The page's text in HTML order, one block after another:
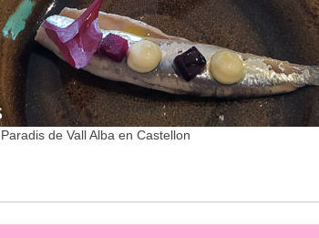
de Vall Alba en Castellon